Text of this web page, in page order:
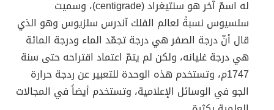
له اسمٌ آخر هو سنتيغراد (centigrade)، وسميت
سلسيوس نسبةً لعالم الفلك آندرس سلزيوس وهو الذي
قال أنّ درجة الصفر هي درجة تجمّد الماء ودرجة المائة
هي درجة غليانه، ولكن لم يتمّ اعتماد اقتراحه حتى سنة
1747م، وتستخدم هذه الوحدة للتعبير عن ردجة حرارة
الجو في الوسائل الإعلامية، وتستخدم أيضاً في المجالات